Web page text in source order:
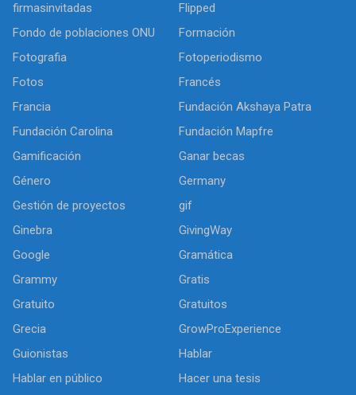
firmasinvitadas
Flipped
Fondo de poblaciones ONU
Formación
Fotografia
Fotoperiodismo
Fotos
Francés
Francia
Fundación Akshaya Patra
Fundación Carolina
Fundación Mapfre
Gamificación
Ganar becas
Género
Germany
Gestión de proyectos
gif
Ginebra
GivingWay
Google
Gramática
Grammy
Gratis
Gratuito
Gratuitos
Grecia
GrowProExperience
Guionistas
Hablar
Hablar en público
Hacer una tesis